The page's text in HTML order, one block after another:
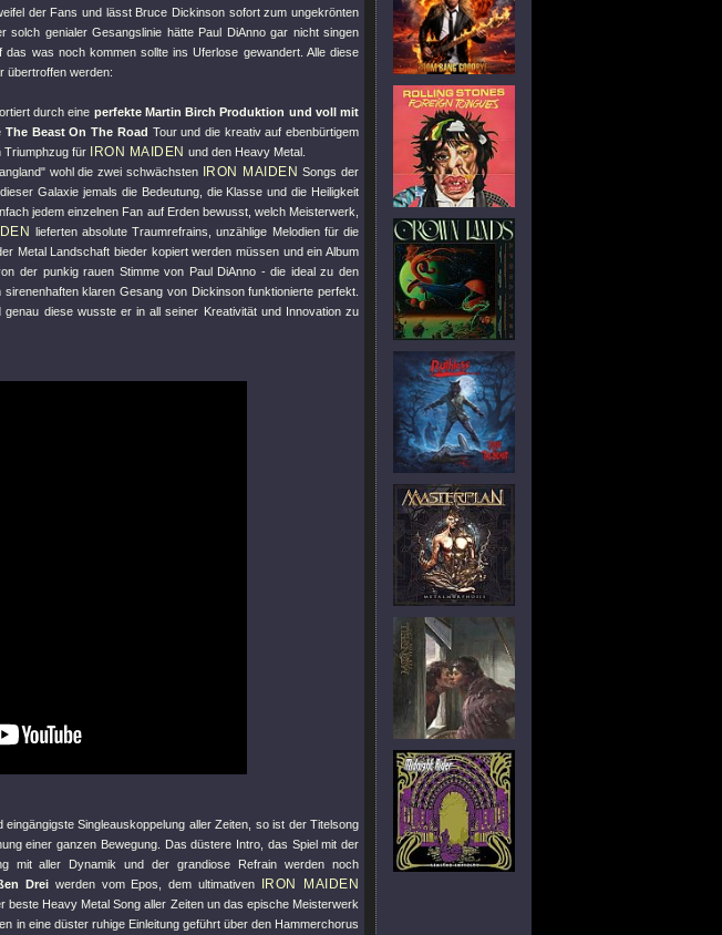
der Fans und lässt Bruce Dickinson sofort zum ungekrönten
solch genialer Gesangslinie hätte Paul DiAnno gar nicht singen
was noch kommen sollte ins Uferlose gewandert. Alle diese
übertroffen werden:
durch eine perfekte Martin Birch Produktion und voll mit
The Beast On The Road Tour und die kreativ auf ebenbürtigem
Triumphzug für
IRON MAIDEN und den Heavy Metal.
wohl die zwei schwächsten IRON MAIDEN Songs der
Galaxie jemals die Bedeutung, die Klasse und die Heiligkeit
jedem einzelnen Fan auf Erden bewusst, welch Meisterwerk,
lieferten absolute Traumrefrains, unzählige Melodien für die
Metal Landschaft bieder kopiert werden müssen und ein Album
der punkig rauen Stimme von Paul DiAnno - die ideal zu den
klaren Gesang von Dickinson funktionierte perfekt.
diese wusste er in all seiner Kreativität und Innovation zu
Singleauskoppelung aller Zeiten, so ist der Titelsong
einer ganzen Bewegung. Das düstere Intro, das Spiel mit der
mit aller Dynamik und der grandiose Refrain werden noch
Drei werden vom Epos, dem ultimativen IRON MAIDEN
beste Heavy Metal Song aller Zeiten un das epische Meisterwerk
in eine düster ruhige Einleitung geführt über den Hammerchorus